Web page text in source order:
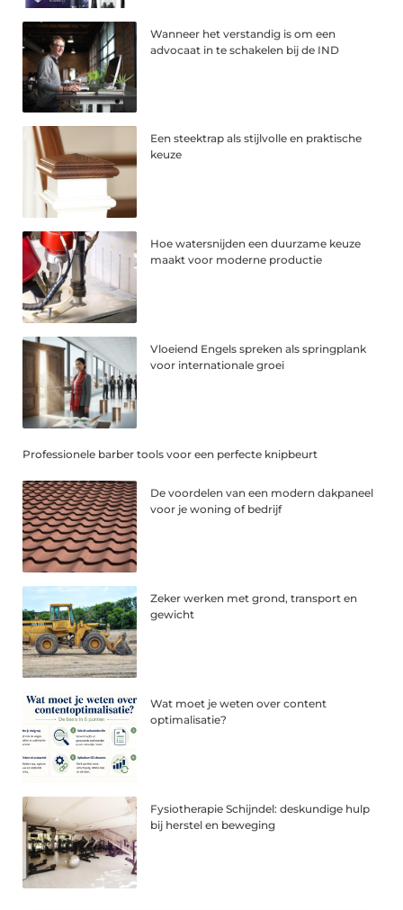
Wanneer het verstandig is om een
advocaat in te schakelen bij de IND
Een steektrap als stijlvolle en praktische
keuze
Hoe watersnijden een duurzame keuze
maakt voor moderne productie
Vloeiend Engels spreken als springplank
voor internationale groei
Professionele barber tools voor een perfecte knipbeurt
De voordelen van een modern dakpaneel
voor je woning of bedrijf
Zeker werken met grond, transport en
gewicht
Wat moet je weten over content
optimalisatie?
Fysiotherapie Schijndel: deskundige hulp
bij herstel en beweging